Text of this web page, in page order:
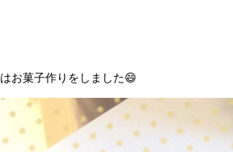
お菓子作りをしました😄